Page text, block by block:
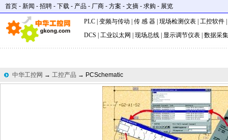
首页 - 新闻 - 招聘 - 下载 - 产品 - 厂商 - 方案 - 文摘 - 求购 - 展览
PLC 变频与传动 传 感 器 现场检测仪表 工控软件
DCS
工业以太网 现场总线 显示调节仪表 数据采集
中华工控网 → 工控产品 → PCSchematic